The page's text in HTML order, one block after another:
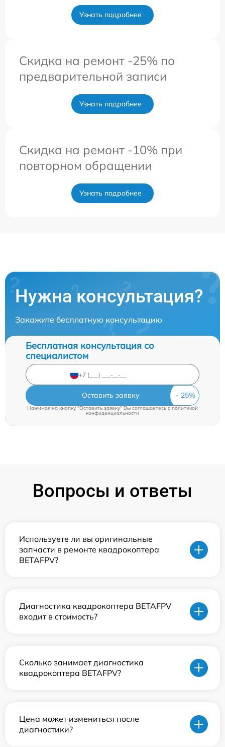
Узнать подробнее
Скидка на ремонт -25% по
предварительной записи
Узнать подробнее
Скидка на ремонт -10% при
повторном обращении
Узнать подробнее
Нужна консультация?
Закажите бесплатную консультацию
Бесплатная консультация со
специалистом
Оставить заявку
Нажимая на кнопку "Оставить заявку" Вы соглашаетесь c политикой
конфиденциальности
Вопросы и ответы
Используете ли вы оригинальные
запчасти в ремонте квадрокоптера
BETAFPV?
Диагностика квадрокоптера BETAFPV
входит в стоимость?
Сколько занимает диагностика
квадрокоптера BETAFPV?
Цена может измениться после
диагностики?